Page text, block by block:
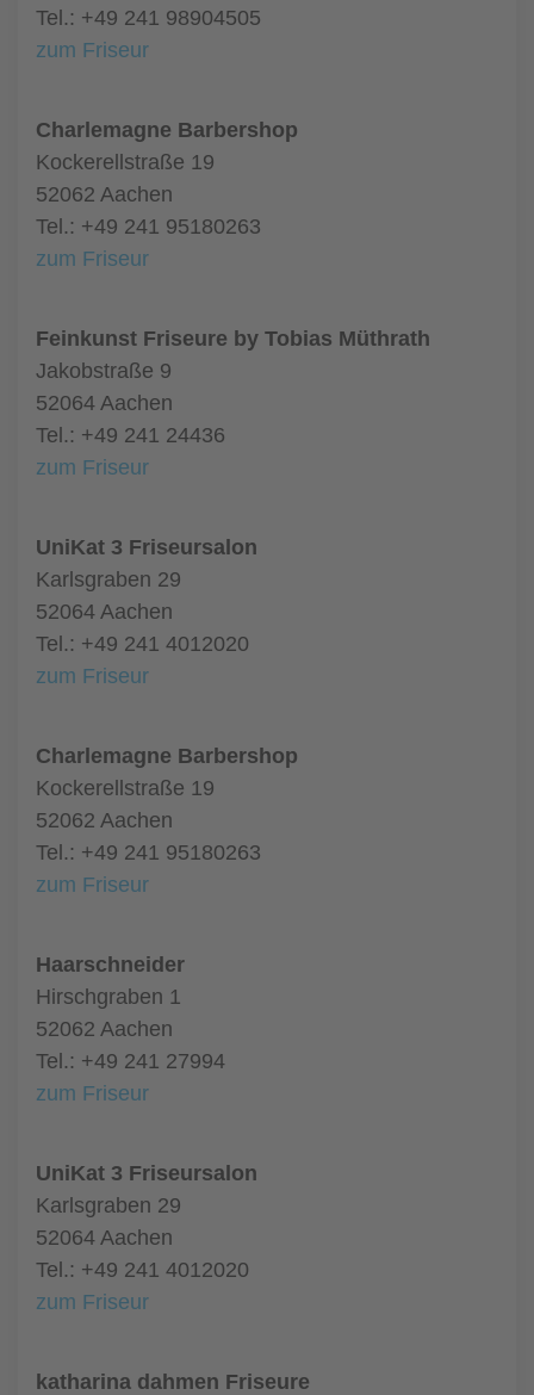
Tel.: +49 241 98904505
zum Friseur
Charlemagne Barbershop
Kockerellstraße 19
52062 Aachen
Tel.: +49 241 95180263
zum Friseur
Feinkunst Friseure by Tobias Müthrath
Jakobstraße 9
52064 Aachen
Tel.: +49 241 24436
zum Friseur
UniKat 3 Friseursalon
Karlsgraben 29
52064 Aachen
Tel.: +49 241 4012020
zum Friseur
Charlemagne Barbershop
Kockerellstraße 19
52062 Aachen
Tel.: +49 241 95180263
zum Friseur
Haarschneider
Hirschgraben 1
52062 Aachen
Tel.: +49 241 27994
zum Friseur
UniKat 3 Friseursalon
Karlsgraben 29
52064 Aachen
Tel.: +49 241 4012020
zum Friseur
katharina dahmen Friseure